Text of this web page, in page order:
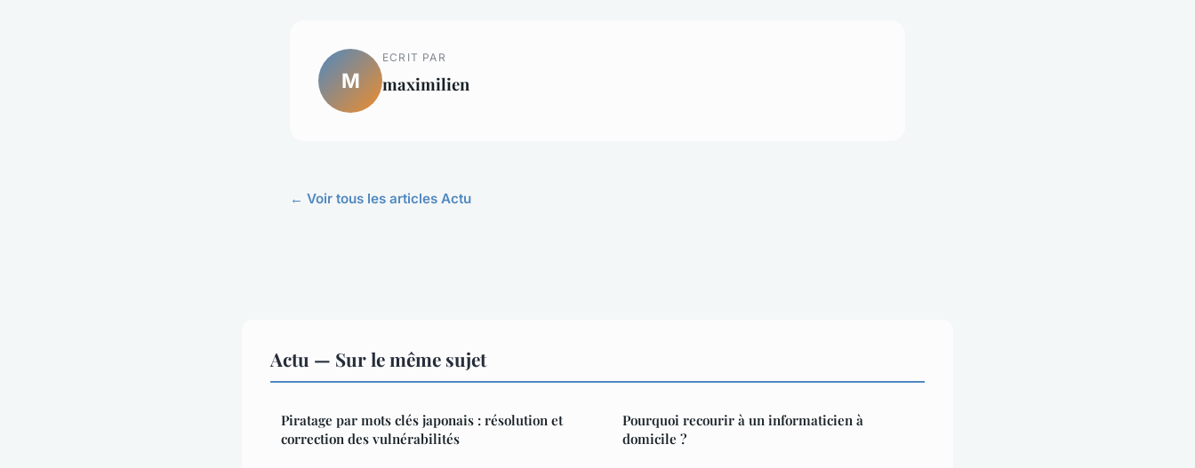
M
ECRIT PAR
maximilien
← Voir tous les articles Actu
Actu — Sur le même sujet
Piratage par mots clés japonais : résolution et
correction des vulnérabilités
Pourquoi recourir à un informaticien à
domicile ?